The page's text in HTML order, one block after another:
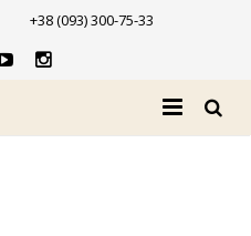
+38 (093) 300-75-33